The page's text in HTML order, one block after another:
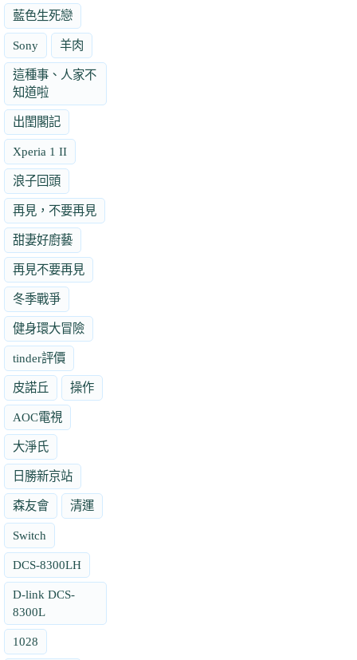
藍色生死戀
Sony 羊肉
這種事、人家不
知道啦
出閨閣記
Xperia 1 II
浪子回頭
再見，不要再見
甜妻好廚藝
再見不要再見
冬季戰爭
健身環大冒險
tinder評價
皮諾丘 操作
AOC電視
大淨氏
日勝新京站
森友會 清運
Switch
DCS-8300LH
D-link DCS-
8300L
1028